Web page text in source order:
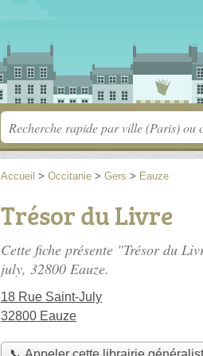
Accueil > Occitanie > Gers > Eauze
Trésor du Livre
Cette fiche présente "Trésor du
july, 32800 Eauze.
18 Rue Saint-July
32800 Eauze